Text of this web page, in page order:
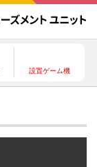
設置ゲーム機